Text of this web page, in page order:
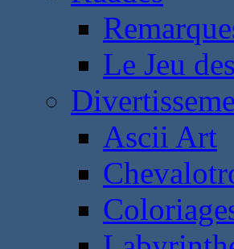
Le Jeu
Ascii Art